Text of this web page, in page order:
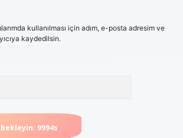
kullanılması için adım, e-posta adresim ve
kaydedilsin.